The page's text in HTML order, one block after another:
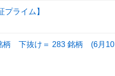
ライム】
柄 下抜け＝ 283 銘柄 (6月10